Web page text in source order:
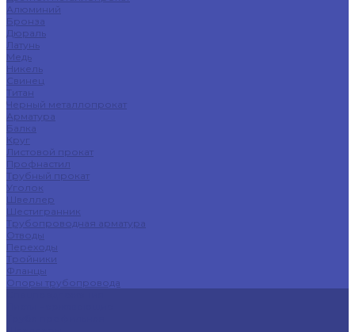
Алюминий
Бронза
Дюраль
Латунь
Медь
Никель
Свинец
Титан
Черный металлопрокат
Арматура
Балка
Круг
Листовой прокат
Профнастил
Трубный прокат
Уголок
Швеллер
Шестигранник
Трубопроводная арматура
Отводы
Переходы
Тройники
Фланцы
Опоры трубопровода